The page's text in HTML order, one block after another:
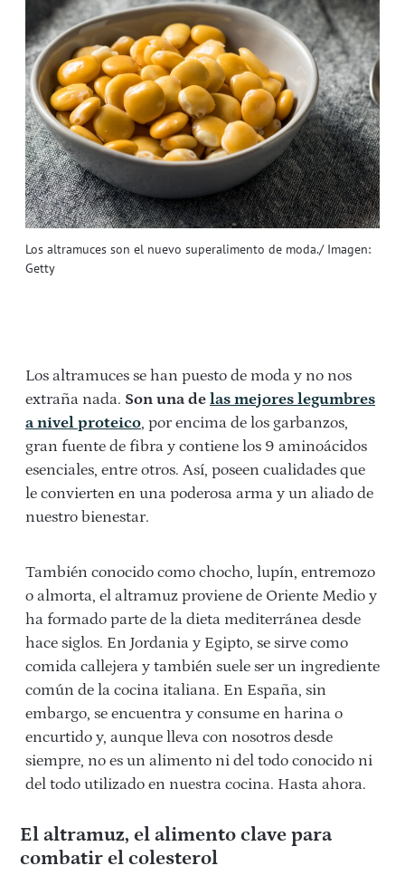
Los altramuces son el nuevo superalimento de moda./ Imagen:
Getty
Los altramuces se han puesto de moda y no nos
extraña nada. Son una de las mejores legumbres
a nivel proteico, por encima de los garbanzos,
gran fuente de fibra y contiene los 9 aminoácidos
esenciales, entre otros. Así, poseen cualidades que
le convierten en una poderosa arma y un aliado de
nuestro bienestar.
También conocido como chocho, lupín, entremozo
o almorta, el altramuz proviene de Oriente Medio y
ha formado parte de la dieta mediterránea desde
hace siglos. En Jordania y Egipto, se sirve como
comida callejera y también suele ser un ingrediente
común de la cocina italiana. En España, sin
embargo, se encuentra y consume en harina o
encurtido y, aunque lleva con nosotros desde
siempre, no es un alimento ni del todo conocido ni
del todo utilizado en nuestra cocina. Hasta ahora.
El altramuz, el alimento clave para
combatir el colesterol